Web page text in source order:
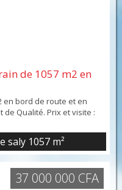
de 1057 m2 en
en bord de route et en
Qualité. Prix et visite :
saly 1057 m²
37 000 000 CFA